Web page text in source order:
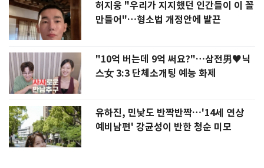
허지웅 "우리가 지지했던 인간들이 이 꼴
만들어"…형소법 개정안에 발끈
"10억 버는데 9억 써요?"…삼전男♥닉
스女 3:3 단체소개팅 예능 화제
유하진, 민낯도 반짝반짝…'14세 연상
예비남편' 강균성이 반한 청순 미모